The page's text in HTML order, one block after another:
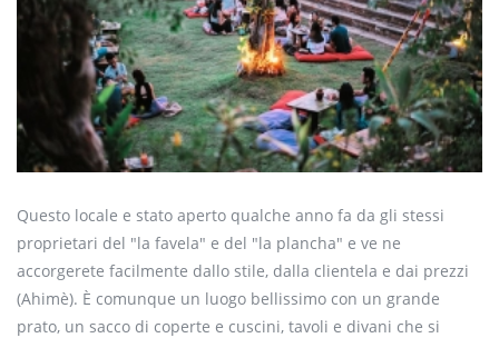
Questo locale e stato aperto qualche anno fa da gli stessi
proprietari del "la favela" e del "la plancha" e ve ne
accorgerete facilmente dallo stile, dalla clientela e dai prezzi
(Ahimè). È comunque un luogo bellissimo con un grande
prato, un sacco di coperte e cuscini, tavoli e divani che si